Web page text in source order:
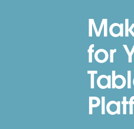
for